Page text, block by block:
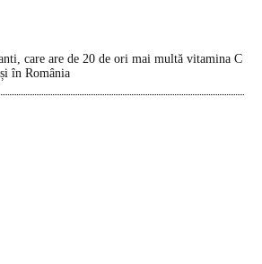
care are de 20 de ori mai multă vitamina C
în România